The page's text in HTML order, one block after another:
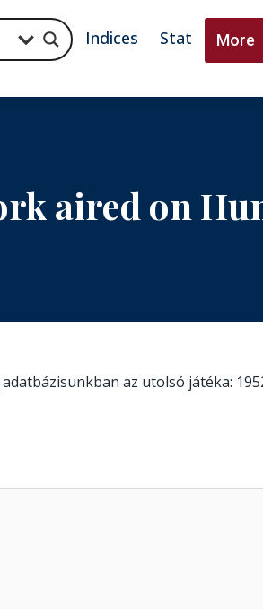
Indices Stat More
aired on
az utolsó játéka: